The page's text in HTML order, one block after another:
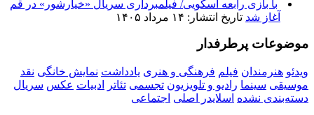
با بازی رابعه اسکویی/ فیلمبرداری سریال «خیارشور» در قم
آغاز شد تاریخ انتشار: ۱۴ مرداد ۱۴۰۵
موضوعات پرطرفدار
ویدئو هنرمندان فیلم فرهنگی و هنری یادداشت نمایش خانگی نقد
موسیقی سینما رادیو و تلویزیون تجسمی تئاتر ادبیات عکس سریال
دسته‌بندی نشده اسلایدر اصلی اجتماعی